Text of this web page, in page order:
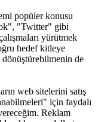
popüler konusu
"Twitter" gibi
yürütmek
hedef kitleye
dönüştürebilmenin de
web sitelerini satış
için faydalı
Reklam